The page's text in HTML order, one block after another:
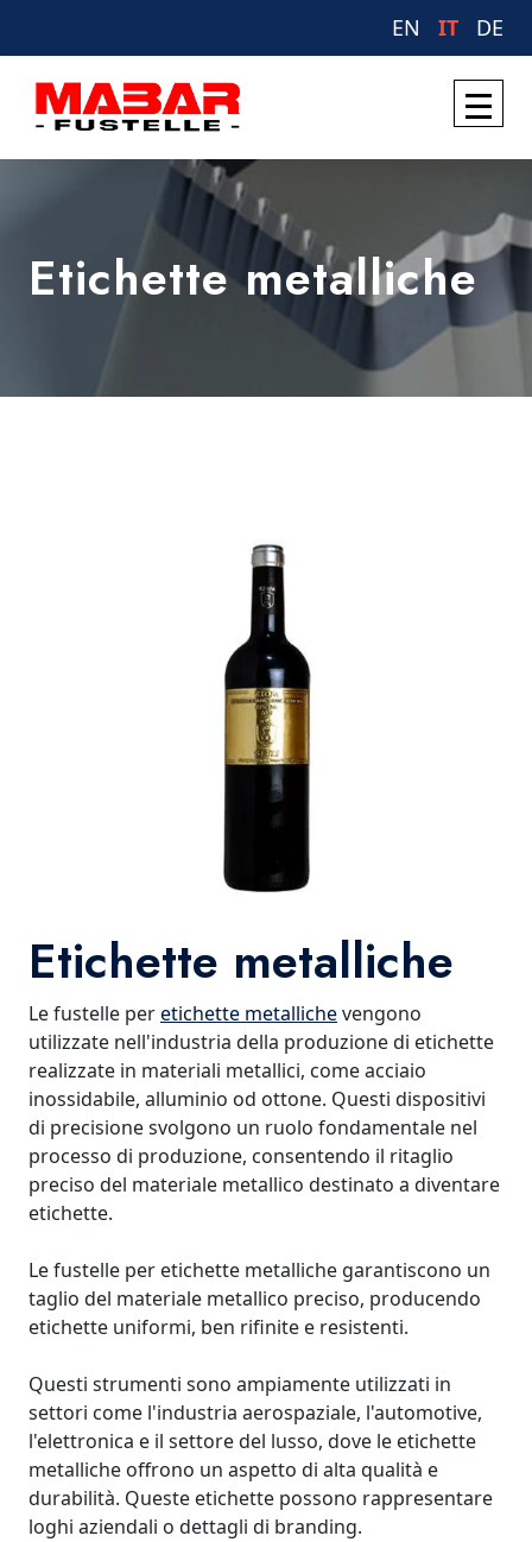
EN IT DE
Etichette metalliche
Etichette metalliche
Le fustelle peretichette metallichevengono
utilizzate nell'industria della produzione di etichette
realizzate in materiali metallici, come acciaio
inossidabile, alluminio od ottone. Questi dispositivi
di precisione svolgono un ruolo fondamentale nel
processo di produzione, consentendo il ritaglio
preciso del materiale metallico destinato a diventare
etichette.
Le fustelle per etichette metalliche garantiscono un
taglio del materiale metallico preciso, producendo
etichette uniformi, ben rifinite e resistenti.
Questi strumenti sono ampiamente utilizzati in
settori come l'industria aerospaziale, l'automotive,
l'elettronica e il settore del lusso, dove le etichette
metalliche offrono un aspetto di alta qualità e
durabilità. Queste etichette possono rappresentare
loghi aziendali o dettagli di branding.